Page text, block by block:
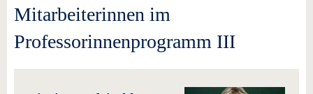
Mitarbeiterinnen im
Professorinnenprogramm III